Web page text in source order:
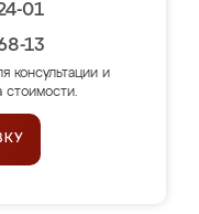
01
13
консультации и
стоимости.